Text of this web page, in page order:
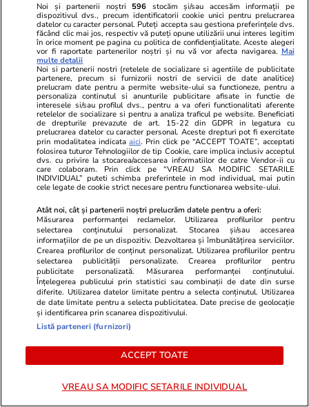
Combinaţii răcoritoare de apă
cu fructe şi plante aromatice
pentru vară
Știri România 27 iul.
Radu Miruță anunță că una
dintre dronele care au intrat în
spațiul aerian al României era
rusească. Originea celorlalte
două este încă verificată
Știri România 27 iul.
Europa riscă să rămână fără
gaze și să plătească scump, în
și rezervele Romgaz au scăzut
Noi și partenerii noștri 596 stocăm și/sau accesăm informații pe
dispozitivul dvs., precum identificatorii cookie unici pentru prelucrarea
datelor cu caracter personal. Puteți accepta sau gestiona preferințele dvs.
făcând clic mai jos, respectiv vă puteți opune utilizării unui interes legitim
în orice moment pe pagina cu politica de confidențialitate. Aceste alegeri
vor fi raportate partenerilor noștri și nu vă vor afecta navigarea. Mai
multe detalii
Noi si partenerii nostri (retelele de socializare si agentiile de publicitate
partenere, precum si furnizorii nostri de servicii de date analitice)
prelucram date pentru a permite website-ului sa functioneze, pentru a
personaliza continutul si anunturile publicitare afisate in functie de
interesele si/sau profilul dvs., pentru a va oferi functionalitati aferente
retelelor de socializare si pentru a analiza traficul pe website. Beneficiati
de drepturile prevazute de art. 15-22 din GDPR in legatura cu
prelucrarea datelor cu caracter personal. Aceste drepturi pot fi exercitate
prin modalitatea indicataaici. Prin click pe “ACCEPT TOATE”, acceptati
folosirea tuturor Tehnologiilor de tip Cookie, care implica inclusiv acceptul
dvs. cu privire la stocarea/accesarea informatiilor de catre Vendor-ii cu
care colaboram. Prin click pe “VREAU SA MODIFIC SETARILE
INDIVIDUAL” puteti schimba preferintele in mod individual, mai putin
cele legate de cookie strict necesare pentru functionarea website-ului.
Atât noi, cât și partenerii noștri prelucrăm datele pentru a oferi:
Măsurarea performanței reclamelor. Utilizarea profilurilor pentru
selectarea conținutului personalizat. Stocarea și/sau accesarea
informațiilor de pe un dispozitiv. Dezvoltarea și îmbunătățirea serviciilor.
Crearea profilurilor de conținut personalizat. Utilizarea profilurilor pentru
selectarea publicității personalizate. Crearea profilurilor pentru
publicitate personalizată. Măsurarea performanței conținutului.
Înțelegerea publicului prin statistici sau combinații de date din surse
diferite. Utilizarea datelor limitate pentru a selecta conținutul. Utilizarea
de date limitate pentru a selecta publicitatea. Date precise de geolocație
și identificarea prin scanarea dispozitivului.
Listă parteneri (furnizori)
ACCEPT TOATE
VREAU SA MODIFIC SETARILE INDIVIDUAL